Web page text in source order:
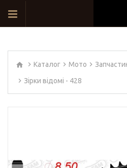
Каталог Мото
Зірки відомі - 428